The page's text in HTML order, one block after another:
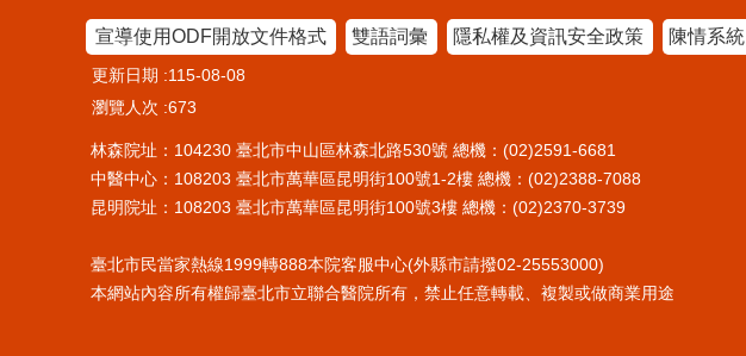
宣導使用ODF開放文件格式 雙語詞彙 隱私權及資訊安全政策 陳情系統
更新日期
115-08-08
瀏覽人次 673
林森院址：104230 臺北市中山區林森北路530號 總機：(02)2591-6681
中醫中心：108203 臺北市萬華區昆明街100號1-2樓 總機：(02)2388-7088
昆明院址：108203 臺北市萬華區昆明街100號3樓 總機：(02)2370-3739
臺北市民當家熱線1999轉888本院客服中心(外縣市請撥02-25553000)
本網站內容所有權歸臺北市立聯合醫院所有，禁止任意轉載、複製或做商業用途